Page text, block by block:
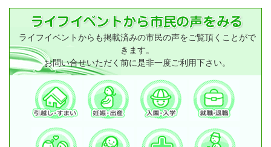
ライフイベントからも掲載済みの市民の声をご覧頂くことがで
きます。
お問い合せいただく前に是非一度ご利用下さい。